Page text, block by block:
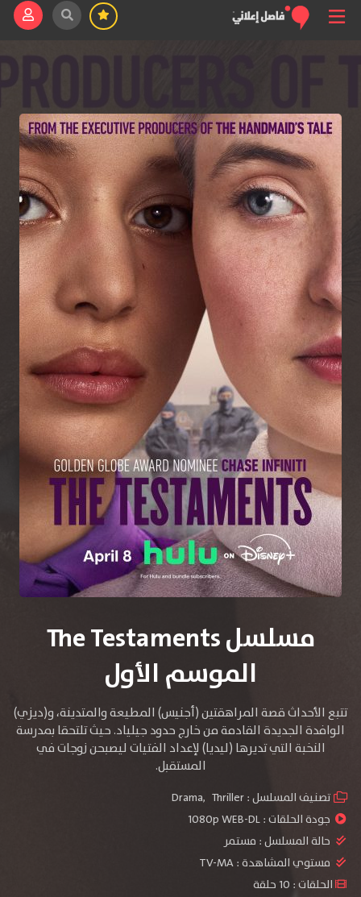
مسلسل The Testaments
الموسم الأول
تتبع الأحداث قصة المراهقتين (أجنيس) المطيعة والمتدينة، و(ديزي)
الوافدة الجديدة القادمة من خارج حدود جيلياد. حيث تلتحقا بمدرسة
النخبة التي تديرها (ليديا) لإعداد الفتيات ليصبحن زوجات في
المستقبل.
تصنيف المسلسل : Drama, Thriller
جودة الحلقات :1080p WEB-DL
حالة المسلسل : مستمر
مستوي المشاهدة :TV-MA
الحلقات : 10 حلقة